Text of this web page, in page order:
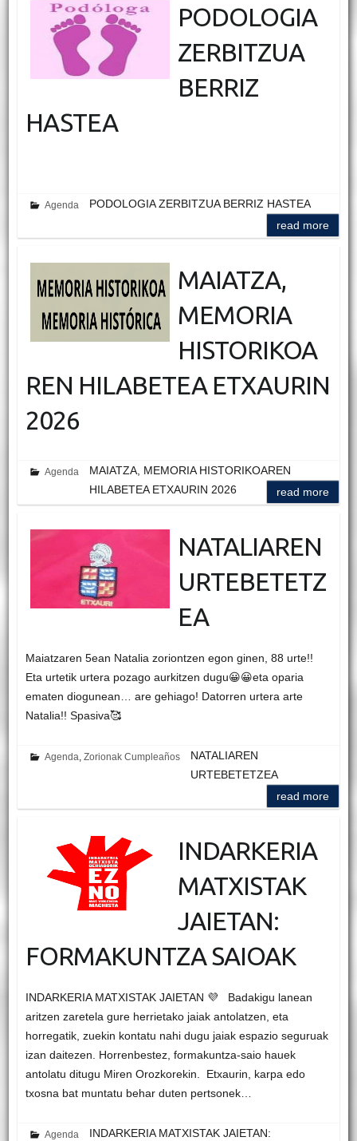
PODOLOGIA
ZERBITZUA
BERRIZ
HASTEA
Agenda
PODOLOGIA ZERBITZUA BERRIZ HASTEA
read more
MAIATZA,
MEMORIA
HISTORIKOA
REN HILABETEA ETXAURIN
2026
Agenda
MAIATZA, MEMORIA HISTORIKOAREN
HILABETEA ETXAURIN 2026
read more
NATALIAREN
URTEBETETZ
EA
Maiatzaren 5ean Natalia zoriontzen egon ginen, 88 urte!!
Eta urtetik urtera pozago aurkitzen dugu😀😀eta oparia
ematen diogunean… are gehiago! Datorren urtera arte
Natalia!! Spasiva🥰
Agenda,Zorionak Cumpleaños
NATALIAREN
URTEBETETZEA
read more
INDARKERIA
MATXISTAK
JAIETAN:
FORMAKUNTZA SAIOAK
INDARKERIA MATXISTAK JAIETAN 💜 Badakigu lanean
aritzen zaretela gure herrietako jaiak antolatzen, eta
horregatik, zuekin kontatu nahi dugu jaiak espazio seguruak
izan daitezen. Horrenbestez, formakuntza-saio hauek
antolatu ditugu Miren Orozkorekin. Etxaurin, karpa edo
txosna bat muntatu behar duten pertsonek…
Agenda INDARKERIA MATXISTAK JAIETAN: